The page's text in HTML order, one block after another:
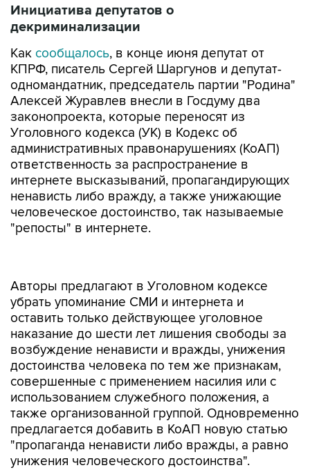
Инициатива депутатов о
декриминализации
Как сообщалось, в конце июня депутат от
КПРФ, писатель Сергей Шаргунов и депутат-
одномандатник, председатель партии "Родина"
Алексей Журавлев внесли в Госдуму два
законопроекта, которые переносят из
Уголовного кодекса (УК) в Кодекс об
административных правонарушениях (КоАП)
ответственность за распространение в
интернете высказываний, пропагандирующих
ненависть либо вражду, а также унижающие
человеческое достоинство, так называемые
"репосты" в интернете.
оставить только действующее уголовное
наказание до шести лет лишения свободы за
возбуждение ненависти и вражды, унижения
достоинства человека по тем же признакам,
совершенные с применением насилия или с
использованием служебного положения, а
также организованной группой. Одновременно
предлагается добавить в КоАП новую статью
"пропаганда ненависти либо вражды, а равно
унижения человеческого достоинства".
Эта статья предлагает наказывать штрафом от